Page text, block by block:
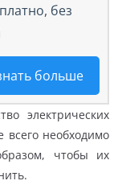
без
больше
электрических
всего необходимо
чтобы их